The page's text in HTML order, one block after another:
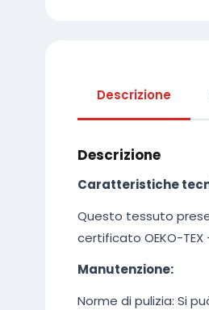
Descrizione
Descrizione
Caratteristiche
Questo tessuto
certificato OEKO-
Manutenzione:
Norme di pulizia: Si